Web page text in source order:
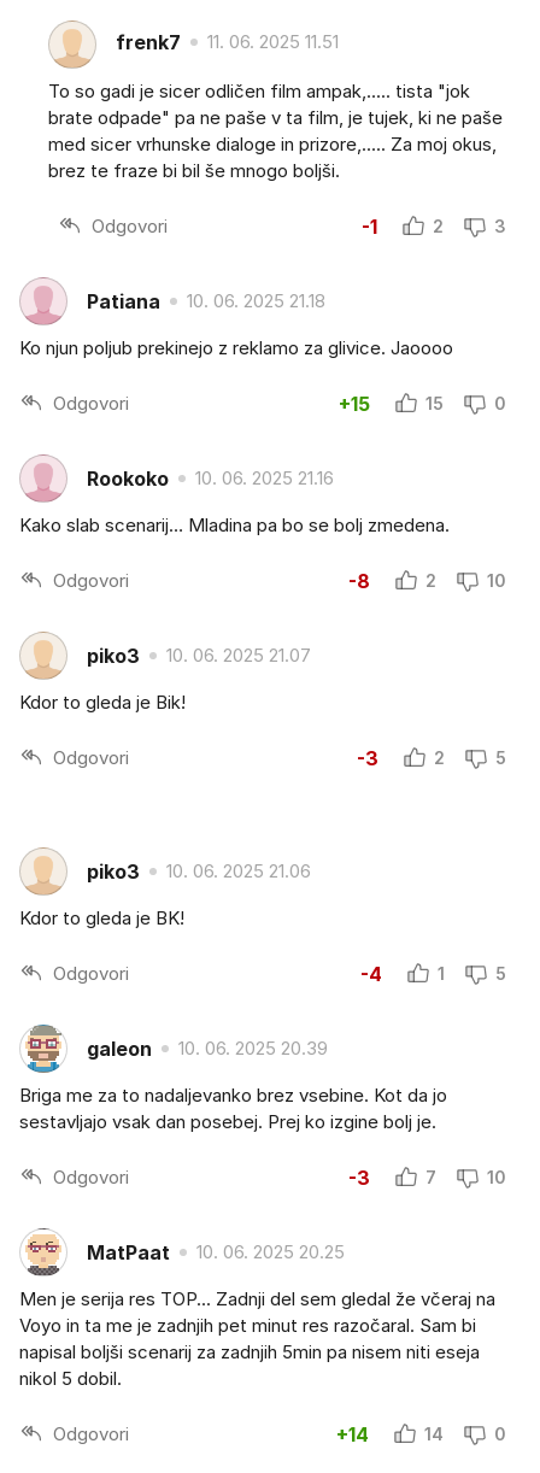
frenk7 11. 06. 2025 11.51
To so gadi je sicer odličen film ampak,..... tista "jok
brate odpade" pa ne paše v ta film, je tujek, ki ne paše
med sicer vrhunske dialoge in prizore,..... Za moj okus,
brez te fraze bi bil še mnogo boljši.
Odgovori -1 2 3
Patiana 10. 06. 2025 21.18
Ko njun poljub prekinejo z reklamo za glivice. Jaoooo
Odgovori +15 15 0
Rookoko 10. 06. 2025 21.16
Kako slab scenarij… Mladina pa bo se bolj zmedena.
Odgovori -8 2 10
piko3 10. 06. 2025 21.07
Kdor to gleda je Bik!
Odgovori -3 2 5
piko3 10. 06. 2025 21.06
Kdor to gleda je BK!
Odgovori -4 1 5
galeon 10. 06. 2025 20.39
Briga me za to nadaljevanko brez vsebine. Kot da jo
sestavljajo vsak dan posebej. Prej ko izgine bolj je.
Odgovori -3 7 10
MatPaat 10. 06. 2025 20.25
Men je serija res TOP... Zadnji del sem gledal že včeraj na
Voyo in ta me je zadnjih pet minut res razočaral. Sam bi
napisal boljši scenarij za zadnjih 5min pa nisem niti eseja
nikol 5 dobil.
Odgovori +14 14 0